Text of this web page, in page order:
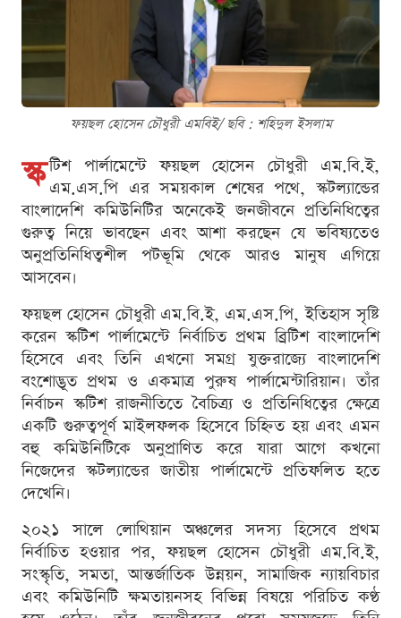
ফয়ছল হোসেন চৌধুরী এমবিই/ ছবি : শ‌হিদুল ইসলাম
স্ক টিশ পার্লামেন্টে ফয়ছল হোসেন চৌধুরী এম.বি.ই,
এম.এস.পি এর সময়কাল শেষের পথে, স্কটল্যান্ডের
বাংলাদেশি কমিউনিটির অনেকেই জনজীবনে প্রতিনিধিত্বের
গুরুত্ব নিয়ে ভাবছেন এবং আশা করছেন যে ভবিষ্যতেও
অনুপ্রতিনিধিত্বশীল পটভূমি থেকে আরও মানুষ এগিয়ে
আসবেন।
ফয়ছল হোসেন চৌধুরী এম.বি.ই, এম.এস.পি, ইতিহাস সৃষ্টি
করেন স্কটিশ পার্লামেন্টে নির্বাচিত প্রথম ব্রিটিশ বাংলাদেশি
হিসেবে এবং তিনি এখনো সমগ্র যুক্তরাজ্যে বাংলাদেশি
বংশোদ্ভূত প্রথম ও একমাত্র পুরুষ পার্লামেন্টারিয়ান। তাঁর
নির্বাচন স্কটিশ রাজনীতিতে বৈচিত্র্য ও প্রতিনিধিত্বের ক্ষেত্রে
একটি গুরুত্বপূর্ণ মাইলফলক হিসেবে চিহ্নিত হয় এবং এমন
বহু কমিউনিটিকে অনুপ্রাণিত করে যারা আগে কখনো
নিজেদের স্কটল্যান্ডের জাতীয় পার্লামেন্টে প্রতিফলিত হতে
দেখেনি।
২০২১ সালে লোথিয়ান অঞ্চলের সদস্য হিসেবে প্রথম
নির্বাচিত হওয়ার পর, ফয়ছল হোসেন চৌধুরী এম.বি.ই,
সংস্কৃতি, সমতা, আন্তর্জাতিক উন্নয়ন, সামাজিক ন্যায়বিচার
এবং কমিউনিটি ক্ষমতায়নসহ বিভিন্ন বিষয়ে পরিচিত কণ্ঠ